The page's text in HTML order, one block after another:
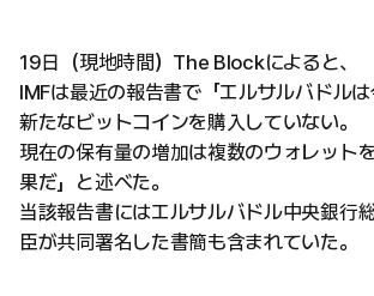
19日（現地時間）The Blockによると、
IMFは最近の報告書で「エルサルバドルは
新たなビットコインを購入していない。
現在の保有量の増加は複数のウォレット
果だ」と述べた。
当該報告書にはエルサルバドル中央銀行
臣が共同署名した書簡も含まれていた。